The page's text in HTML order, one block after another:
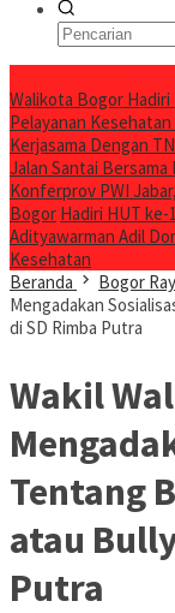
Walikota Bogor Hadiri
Pelayanan
Kerjasama Dengan
Jalan Santai Bersama
Konferprov PWI
Bogor Hadiri HUT
Adityawarman Adil
Kesehatan
Beranda
Bogor
Mengadakan
di SD Rimba Putra
Wakil
Tentang
atau
Putra